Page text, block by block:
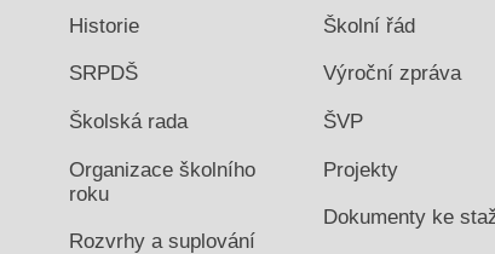
Historie
SRPDŠ
Školská rada
Organizace školního
roku
Rozvrhy a suplování
Školní řád
Výroční zpráva
ŠVP
Projekty
Dokumenty ke